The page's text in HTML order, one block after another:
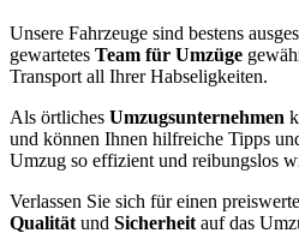
Unsere Fahrzeuge sind bestens
gewartetes Team für Umzüge
Transport all Ihrer Habseligkeiten.
Als örtliches Umzugsunternehmen
und können Ihnen hilfreiche Tipps
Umzug so effizient und reibungslos
Verlassen Sie sich für einen
Qualität und Sicherheit auf das